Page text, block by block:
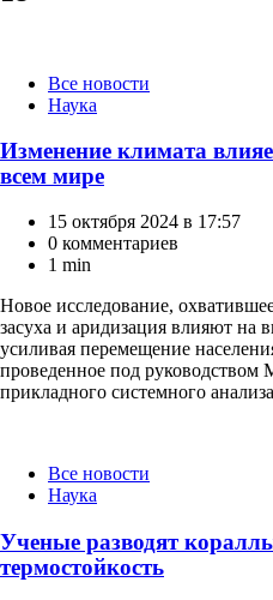
КатегорииВсе новости
Наука
Изменение климата
всем мире
15 октября 2024 в 17:57
0 комментариев
1 min
Новое исследование,
засуха и аридизация влияют
усиливая перемещение
проведенное под руководством
прикладного системного
КатегорииВсе новости
Наука
Ученые разводят
термостойкость